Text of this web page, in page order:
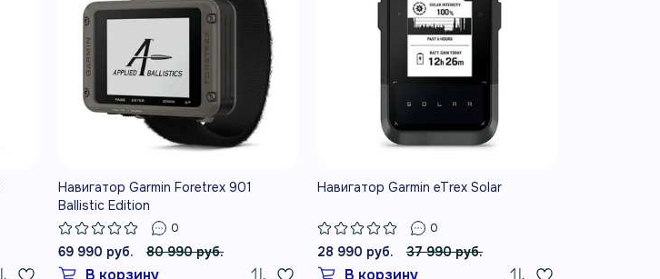
Навигатор Garmin Foretrex 901
Ballistic Edition
0
69 990 руб. 80 990 руб.
В корзину
Навигатор Garmin eTrex Solar
0
28 990 руб. 37 990 руб.
В корзину